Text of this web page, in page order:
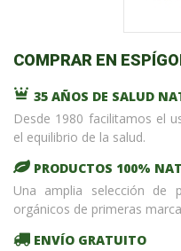
COMPRAR EN
35 AÑOS DE SALUD
Desde 1980 facilitamos el
el equilibrio de la salud.
PRODUCTOS 100%
Una amplia selección de
orgánicos de primeras
ENVÍO GRATUITO